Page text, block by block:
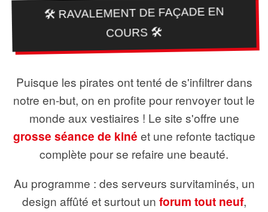
🛠️ RAVALEMENT DE FAÇADE EN
COURS 🛠️
Puisque les pirates ont tenté de s'infiltrer dans
notre en-but, on en profite pour renvoyer tout le
monde aux vestiaires ! Le site s'offre une
grosse séance de kiné et une refonte tactique
complète pour se refaire une beauté.
Au programme : des serveurs survitaminés, un
design affûté et surtout un forum tout neuf,